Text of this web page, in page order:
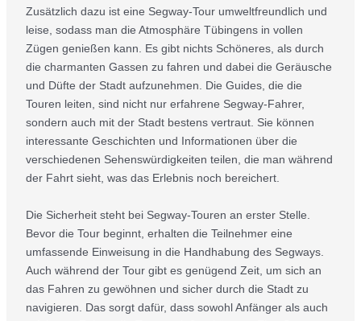
Zusätzlich dazu ist eine Segway-Tour umweltfreundlich und
leise, sodass man die Atmosphäre Tübingens in vollen
Zügen genießen kann. Es gibt nichts Schöneres, als durch
die charmanten Gassen zu fahren und dabei die Geräusche
und Düfte der Stadt aufzunehmen. Die Guides, die die
Touren leiten, sind nicht nur erfahrene Segway-Fahrer,
sondern auch mit der Stadt bestens vertraut. Sie können
interessante Geschichten und Informationen über die
verschiedenen Sehenswürdigkeiten teilen, die man während
der Fahrt sieht, was das Erlebnis noch bereichert.
Die Sicherheit steht bei Segway-Touren an erster Stelle.
Bevor die Tour beginnt, erhalten die Teilnehmer eine
umfassende Einweisung in die Handhabung des Segways.
Auch während der Tour gibt es genügend Zeit, um sich an
das Fahren zu gewöhnen und sicher durch die Stadt zu
navigieren. Das sorgt dafür, dass sowohl Anfänger als auch